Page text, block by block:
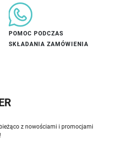
POMOC PODCZAS
SKŁADANIA ZAMÓWIENIA
z nowościami i promocjami